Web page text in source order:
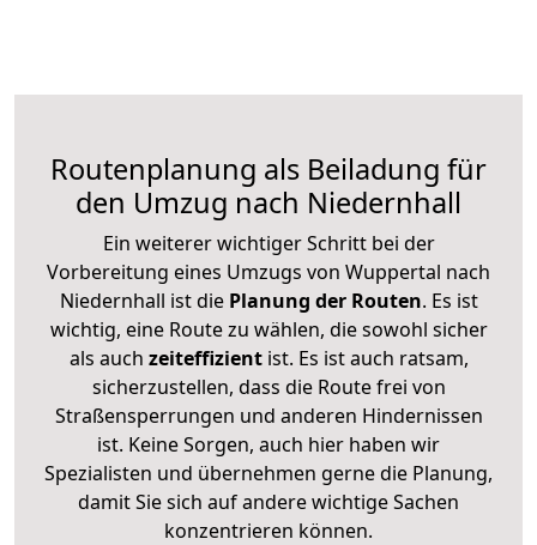
Routenplanung als Beiladung für
den Umzug nach Niedernhall
Ein weiterer wichtiger Schritt bei der
Vorbereitung eines Umzugs von Wuppertal nach
Niedernhall ist diePlanung der Routen. Es ist
wichtig, eine Route zu wählen, die sowohl sicher
als auch zeiteffizientist. Es ist auch ratsam,
sicherzustellen, dass die Route frei von
Straßensperrungen und anderen Hindernissen
ist. Keine Sorgen, auch hier haben wir
Spezialisten und übernehmen gerne die Planung,
damit Sie sich auf andere wichtige Sachen
konzentrieren können.